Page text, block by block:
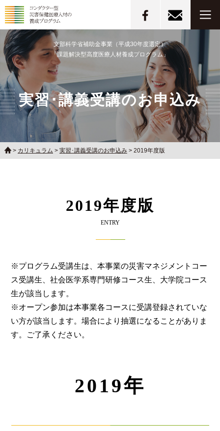
文部科学省補助金事業（平成30年度選定）
「課題解決型高度医療人材養成プログラム」
実習･講義受講のお申込み
> カリキュラム > 実習･講義受講のお申込み> 2019年度版
2019年度版
ENTRY
※プログラム受講生は、本事業の災害マネジメントコー
ス受講生、社会医学系専門研修コース生、大学院コース
生が該当します。
※オープン参加は本事業各コースに受講登録されていな
い方が該当します。場合により抽選になることがありま
す。ご了承ください。
2019年